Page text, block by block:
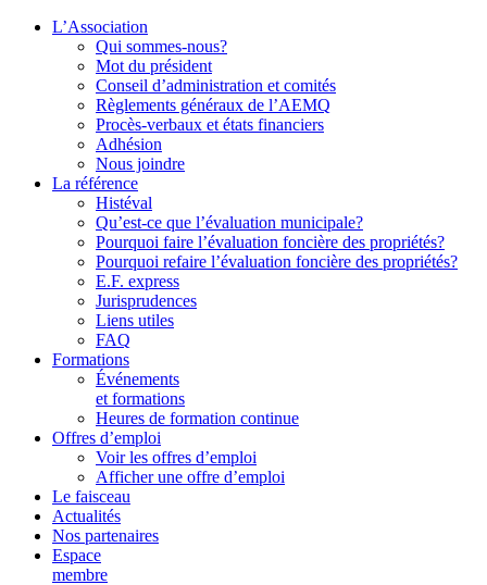
L’Association
Qui sommes-nous?
Mot du président
Conseil d’administration et comités
Règlements généraux de l’AEMQ
Procès-verbaux et états financiers
Adhésion
Nous joindre
La référence
Histéval
Qu’est-ce que l’évaluation municipale?
Pourquoi faire l’évaluation foncière des propriétés?
Pourquoi refaire l’évaluation foncière des propriétés?
E.F. express
Jurisprudences
Liens utiles
FAQ
Formations
Événements
et formations
Heures de formation continue
Offres d’emploi
Voir les offres d’emploi
Afficher une offre d’emploi
Le faisceau
Actualités
Nos partenaires
Espace
membre